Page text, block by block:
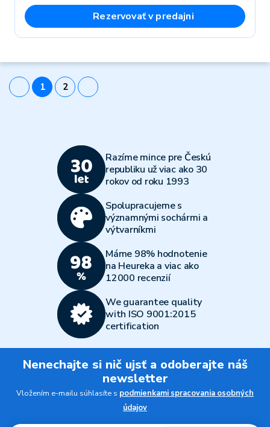
Rezervovať v predajni
1 2
Razíme mince pre Českú
republiku už viac ako 30
rokov od roku 1993
Spolupracujeme s
významnými sochármi a
výtvarníkmi
Máme 98% hodnotenie
na Heureka a viac ako
12000 recenzií
We guarantee quality
with ISO 9001:2015
certification
Nenechajte si nič ujsť a odoberajte náš
newsletter
Vložením e-mailu súhlasíte s podmienkami spracovania osobných
údajov